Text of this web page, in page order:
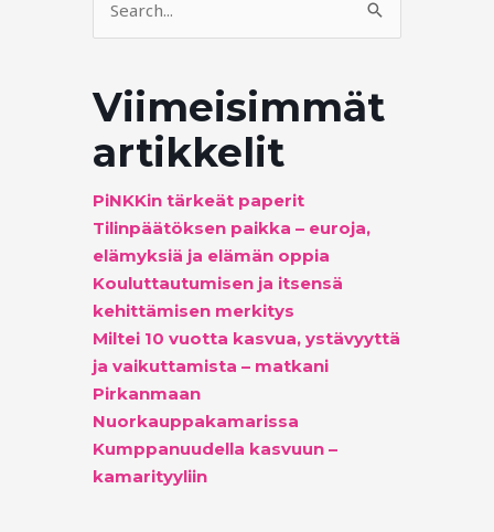
Search
for:
Viimeisimmät
artikkelit
PiNKKin tärkeät paperit
Tilinpäätöksen paikka – euroja,
elämyksiä ja elämän oppia
Kouluttautumisen ja itsensä
kehittämisen merkitys
Miltei 10 vuotta kasvua, ystävyyttä
ja vaikuttamista – matkani
Pirkanmaan
Nuorkauppakamarissa
Kumppanuudella kasvuun –
kamarityyliin